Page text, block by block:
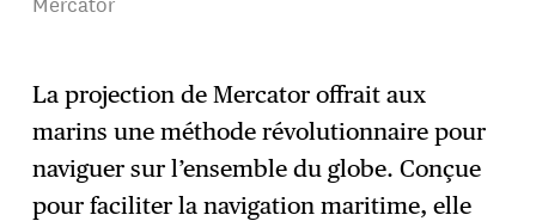
La projection de Mercator offrait aux
marins une méthode révolutionnaire pour
naviguer sur l’ensemble du globe. Conçue
pour faciliter la navigation maritime, elle